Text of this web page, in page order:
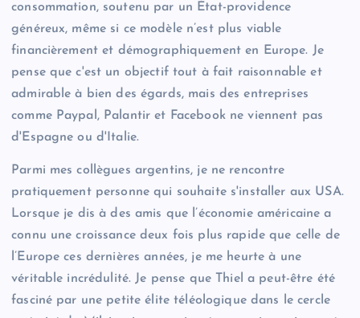
consommation, soutenu par un État-providence
généreux, même si ce modèle n’est plus viable
financièrement et démographiquement en Europe. Je
pense que c'est un objectif tout à fait raisonnable et
admirable à bien des égards, mais des entreprises
comme Paypal, Palantir et Facebook ne viennent pas
d'Espagne ou d'Italie.
Parmi mes collègues argentins, je ne rencontre
pratiquement personne qui souhaite s'installer aux USA.
Lorsque je dis à des amis que l’économie américaine a
connu une croissance deux fois plus rapide que celle de
l’Europe ces dernières années, je me heurte à une
véritable incrédulité. Je pense que Thiel a peut-être été
fasciné par une petite élite téléologique dans le cercle